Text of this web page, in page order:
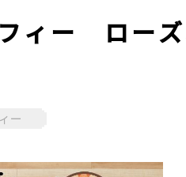
ィー ロー
ー